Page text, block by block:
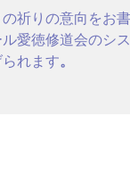
祈りの意向をお
愛徳修道会のシ
れます。